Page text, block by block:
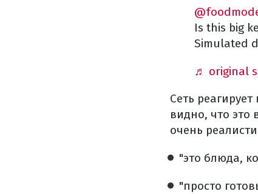
Is this big
Simulated
♬ original
Сеть
видно, что это
очень
"это блюда,
"просто